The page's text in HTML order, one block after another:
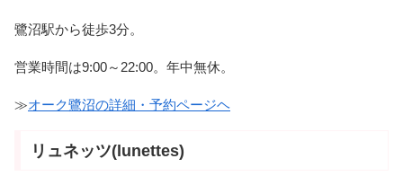
鷺沼駅から徒歩3分。
営業時間は9:00～22:00。年中無休。
≫オーク鷺沼の詳細・予約ページヘ
リュネッツ(lunettes)